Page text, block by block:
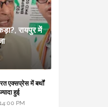
रायपुर में
एक्सप्रेस में बर्थों
हुई
PM